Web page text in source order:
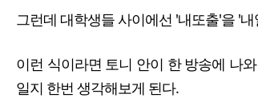
그런데 대학생들 사이에선 '내또출'을 '
이런 식이라면 토니 안이 한 방송에 나
일지 한번 생각해보게 된다.